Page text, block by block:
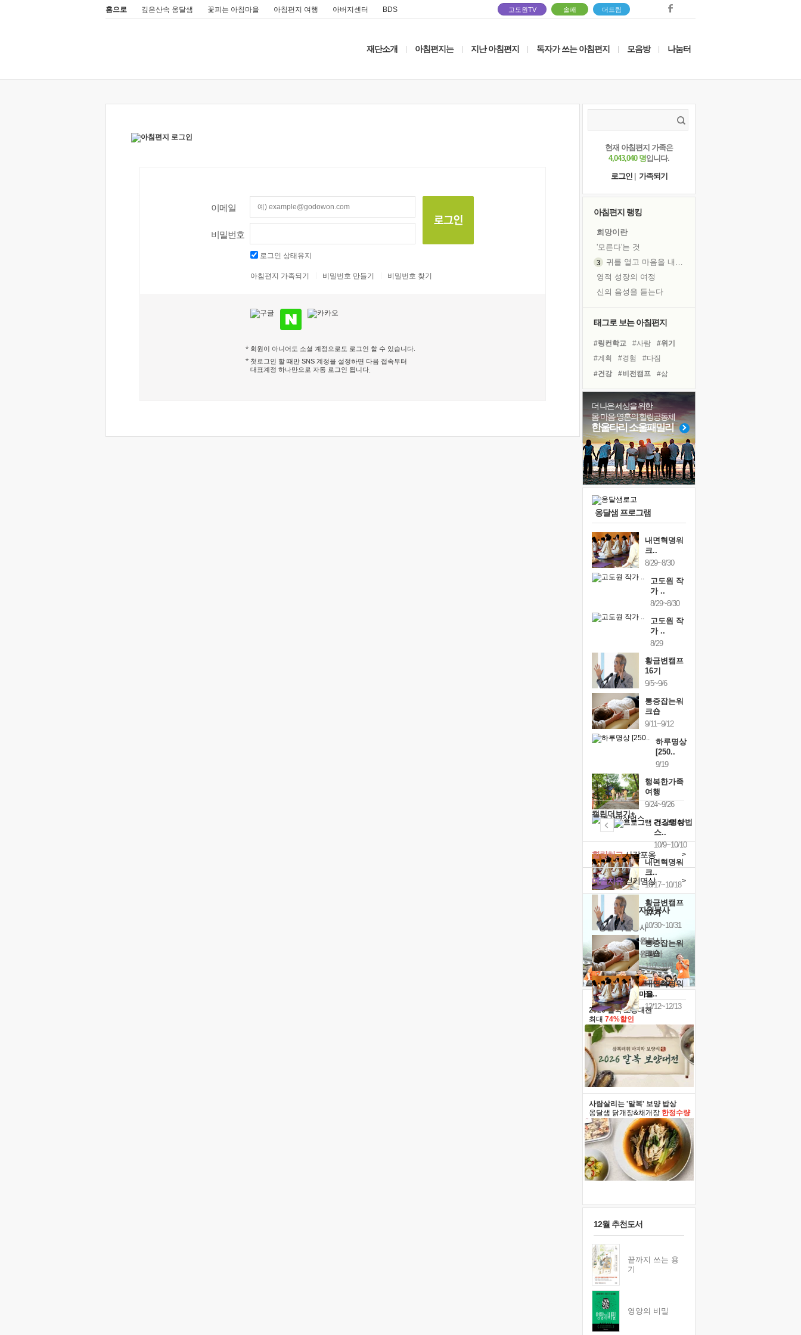
홈으로 깊은산속 옹달샘 꽃피는 아침마을 아침편지 여행 아버지센터 BDS 고도원TV 솔패 더드림
재단소개 아침편지는 지난 아침편지 독자가 쓰는 아침편지 모음방 나눔터
이메일
비밀번호
로그인 상태유지
아침편지 가족되기 비밀번호 만들기 비밀번호 찾기
회원이 아니어도 소셜 계정으로도 로그인 할 수 있습니다.
첫로그인 할 때만 SNS 계정을 설정하면 다음 접속부터
대표계정 하나만으로 자동 로그인 됩니다
현재 아침편지 가족은
4,043,040 명입니다.
로그인
가족되기
아침편지 랭킹
희망이란
'모른다'는 것
귀를 열고 마음을 내어주고
영적 성장의 여정
신의 음성을 듣는다
극과 극의 양 끝단
'말 타는 법'을 먼저
졸업식 사진을 보며
극심한 변비, 어깨결림, 수면 장애
아픈 아버지를 위한 공간 설계
슬럼프
보고 싶은 어머니
유년 시절의 부산 영도 바다
못된 꼰대들
너무 황홀한 꽃들이여!
태그로 보는 아침편지
#링컨학교 #사람
#위기
#계획
#경험
#다짐
#건강
#비전캠프
#삶
#친구
#독서캠프
#아이들
#바이러스
#선택
#리더
#힐링
#희망
#면역력
#도움
#명상
#유튜브
더 나은 세상을 위한
몸·마음·영혼의 힐링공동체
한울타리 소울패밀리
옹달샘 프로그램
내면혁명워
크..
8/29~8/30
고도원 작
가 ..
8/29~8/30
고도원 작
가 ..
8/29
황금변캠프
16기
9/5~9/6
통증잡는워
크숍
9/11~9/12
하루명상
[250..
9/19
행복한가족
여행
9/24~9/26
건강명상법
스..
10/9~10/10
내면혁명워
크..
10/17~10/18
황금변캠프
17기
10/30~10/31
통증잡는워
크숍
11/7~11/8
내면혁명워
크..
12/12~12/13
캘린더보기+
예술치유걷기명상 >
힐링허그사감포옹 >
'옹달샘의 꽃' 자원봉사
· 청년 자원봉사
· 금빛청년 자원봉사
· 음식연구 자원봉사
2026 말복 보양대전
최대 74%할인
사람살리는 '말복' 보양 밥상
옹달샘 닭개장&채개장 한정수량
12월 추천도서
끝까지 쓰는 용
기
영양의 비밀